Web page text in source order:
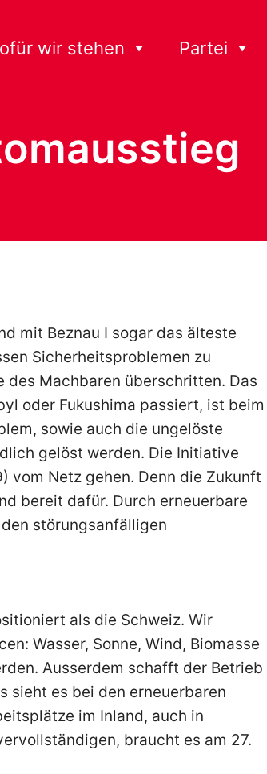
wir stehen Partei
mit Beznau I sogar das älteste
Sicherheitsproblemen zu
des Machbaren überschritten. Das
oder Fukushima passiert, ist beim
sowie auch die ungelöste
gelöst werden. Die Initiative
vom Netz gehen. Denn die Zukunft
bereit dafür. Durch erneuerbare
störungsanfälligen
als die Schweiz. Wir
Wasser, Sonne, Wind, Biomasse
Ausserdem schafft der Betrieb
sieht es bei den erneuerbaren
im Inland, auch in
braucht es am 27.